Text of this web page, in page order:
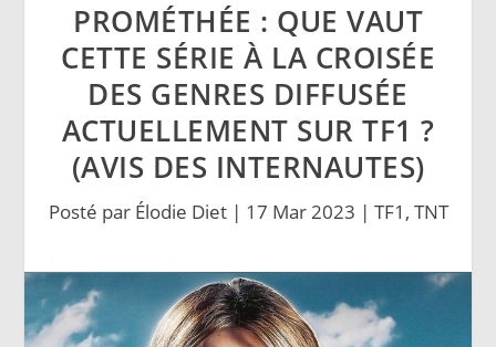
PROMÉTHÉE : QUE VAUT
CETTE SÉRIE À LA CROISÉE
DES GENRES DIFFUSÉE
ACTUELLEMENT SUR TF1 ?
(AVIS DES INTERNAUTES)
Posté par Élodie Diet| 17 Mar 2023 | TF1 , TNT